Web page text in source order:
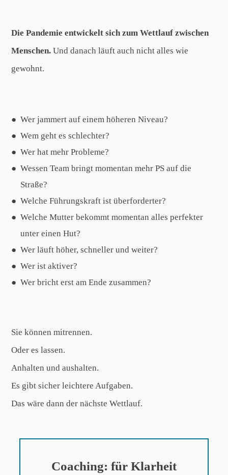
Die Pandemie entwickelt sich zum Wettlauf zwischen
Menschen.Und danach läuft auch nicht alles wie
gewohnt.
Wer jammert auf einem höheren Niveau?
Wem geht es schlechter?
Wer hat mehr Probleme?
Wessen Team bringt momentan mehr PS auf die
Straße?
Welche Führungskraft ist überforderter?
Welche Mutter bekommt momentan alles perfekter
unter einen Hut?
Wer läuft höher, schneller und weiter?
Wer ist aktiver?
Wer bricht erst am Ende zusammen?
Sie können mitrennen.
Oder es lassen.
Anhalten und aushalten.
Es gibt sicher leichtere Aufgaben.
Das wäre dann der nächste Wettlauf.
Coaching: für Klarheit